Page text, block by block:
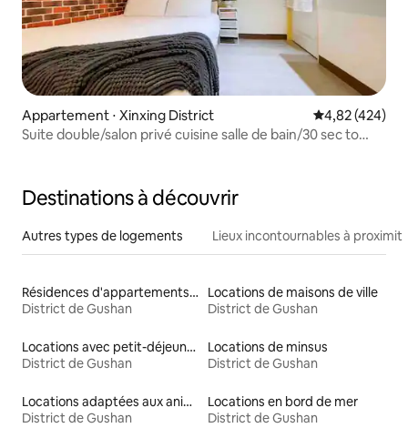
Appartement ⋅ Xinxing District Évaluation
4,82 (424)
Suite double/salon privé cuisine salle de bain/30 sec to
machine/parking
Destinations à découvrir
Autres types de logements Lieux incontournables à
Résidences d'appartements en location
District de Gushan
Locations de maisons de ville
District de Gushan
Locations avec petit-déjeuner
District de Gushan
Locations de minsus
District de Gushan
Locations adaptées aux animaux
District de Gushan
Locations en bord de mer
District de Gushan